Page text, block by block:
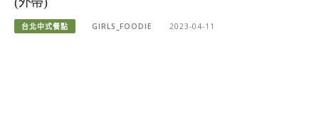
台北中式餐點 GIRLS_FOODIE 2023-04-11